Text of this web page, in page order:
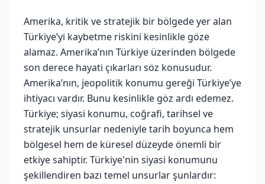
Amerika, kritik ve stratejik bir bölgede yer alan
Türkiye’yi kaybetme riskini kesinlikle göze
alamaz. Amerika’nın Türkiye üzerinden bölgede
son derece hayati çıkarları söz konusudur.
Amerika’nın, jeopolitik konumu gereği Türkiye’ye
ihtiyacı vardır. Bunu kesinlikle göz ardı edemez.
Türkiye; siyasi konumu, coğrafi, tarihsel ve
stratejik unsurlar nedeniyle tarih boyunca hem
bölgesel hem de küresel düzeyde önemli bir
etkiye sahiptir. Türkiye'nin siyasi konumunu
şekillendiren bazı temel unsurlar şunlardır: